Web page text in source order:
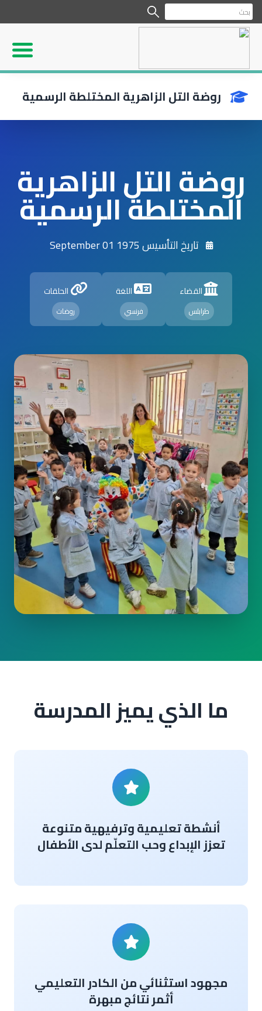
روضة التل الزاهرية المختلطة الرسمية
روضة التل الزاهرية
المختلطة الرسمية
تاريخ التأسيس 1975 September 01
القضاء
طرابلس
اللغة
فرنسي
الحلقات
روضات
ما الذي يميز المدرسة
أنشطة تعليمية وترفيهية متنوعة
تعزز الإبداع وحب التعلّم لدى الأطفال
مجهود استثنائي من الكادر التعليمي
أثمر نتائج مبهرة